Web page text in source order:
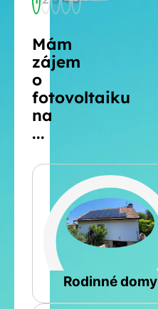
Mám
zájem
o
fotovoltaiku
na
...
Rodinné domy
Šikmá